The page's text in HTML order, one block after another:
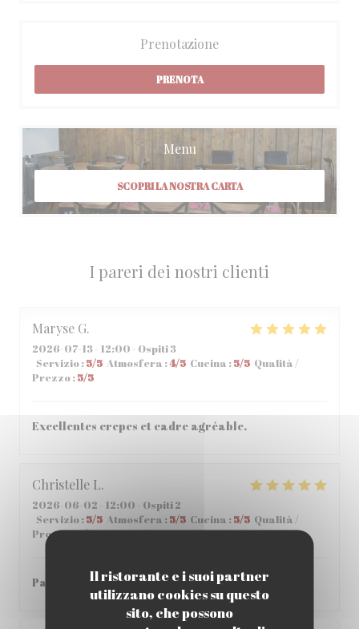
Il ristorante e i suoi partner
utilizzano cookies su questo
sito, che possono
I pareri dei nostri clienti
Maryse G
2026-07-13- 12:00 - Ospiti 3
Servizio:5/5 Atmosfera :4/5 Cucina :5/5 Qualità /
Prezzo:5/5
Excellentes crepes et cadre agréable.
Christelle L
2026-06-02 - 12:00 - Ospiti 2
Servizio:5/5 Atmosfera :5/5 Cucina :5/5 Qualità /
Prezzo:5/5
Parfait , accueil et repas parfait
Prenotazione
PRENOTA
Menu
SCOPRI LA NOSTRA CARTA